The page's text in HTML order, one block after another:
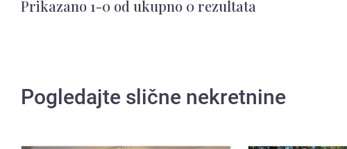
Prikazano 1-0 od ukupno 0 rezultata
Pogledajte slične nekretnine